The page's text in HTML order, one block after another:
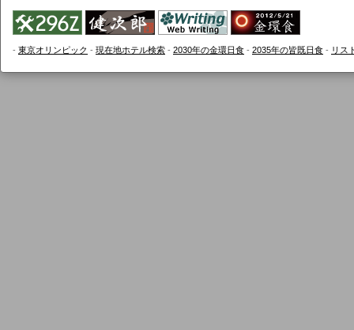
- 東京オリンピック - 現在地ホテル検索 - 2030年の金環日食 - 2035年の皆既日食 - リス